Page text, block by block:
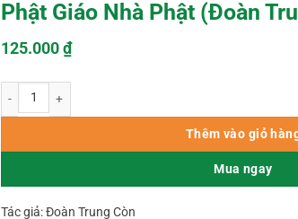
Phật Giáo Nhà Phật (Đoàn
125.000₫
Thêm vào giỏ
Mua ngay
Tác giả: Đoàn Trung Còn